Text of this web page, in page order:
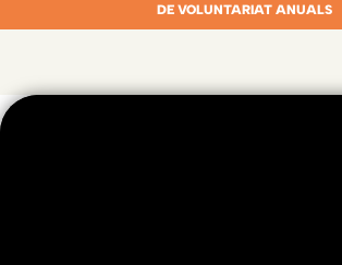
DE VOLUNTARIAT ANUALS